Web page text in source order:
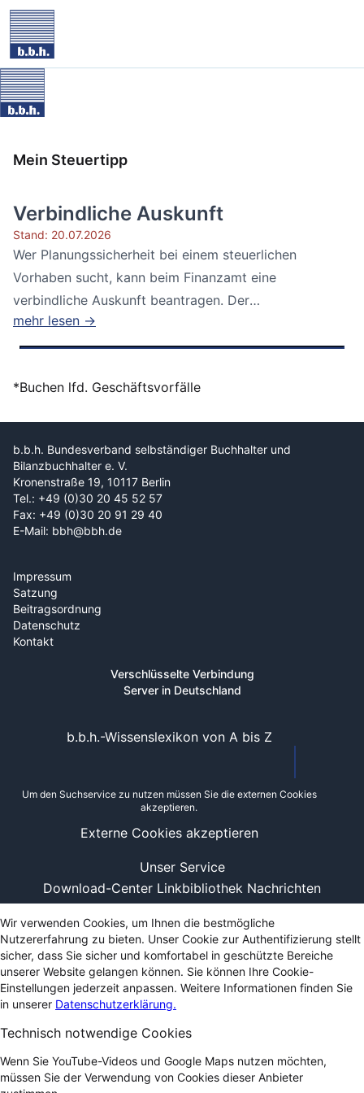
Mein Steuertipp
Verbindliche Auskunft
Stand: 20.07.2026
Wer Planungssicherheit bei einem steuerlichen
Vorhaben sucht, kann beim Finanzamt eine
verbindliche Auskunft beantragen. Der
Bundesfinanzhof...
mehr lesen →
*Buchen lfd. Geschäftsvorfälle
b.b.h. Bundesverband selbständiger Buchhalter und
Bilanzbuchhalter e. V.
Kronenstraße 19, 10117 Berlin
Tel.: +49 (0)30 20 45 52 57
Fax: +49 (0)30 20 91 29 40
E-Mail: bbh@bbh.de
Impressum
Satzung
Beitragsordnung
Datenschutz
Kontakt
Verschlüsselte Verbindung
Server in Deutschland
Unser Service
Download-Center Linkbibliothek Nachrichten
b.b.h.-Wissenslexikon von A bis Z
Um den Suchservice zu nutzen müssen Sie die externen Cookies
akzeptieren.
Externe Cookies akzeptieren
Wir verwenden Cookies, um Ihnen die bestmögliche
Nutzererfahrung zu bieten. Unser Cookie zur Authentifizierung stellt
sicher, dass Sie sicher und komfortabel in geschützte Bereiche
unserer Website gelangen können. Sie können Ihre Cookie-
Einstellungen jederzeit anpassen. Weitere Informationen finden Sie
in unserer Datenschutzerklärung.
Technisch notwendige Cookies
Wenn Sie YouTube-Videos und Google Maps nutzen möchten,
müssen Sie der Verwendung von Cookies dieser Anbieter